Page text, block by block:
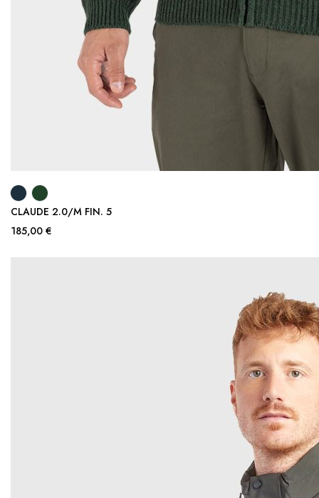
CLAUDE 2.0/M FIN. 5
185,00 €